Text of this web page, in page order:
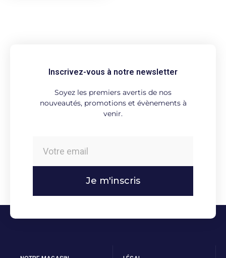
Inscrivez-vous à notre newsletter
Soyez les premiers avertis de nos
nouveautés, promotions et évènements à
venir.
Je m'inscris